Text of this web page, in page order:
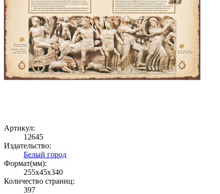
Артикул:
12645
Издательство:
Белый город
Формат(мм):
255x45x340
Количество страниц:
397